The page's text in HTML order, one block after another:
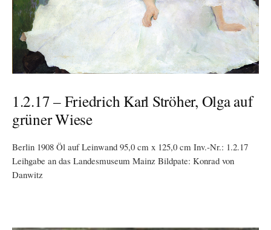
1.2.17 – Friedrich Karl Ströher, Olga auf
grüner Wiese
Berlin 1908 Öl auf Leinwand 95,0 cm x 125,0 cm Inv.-Nr.: 1.2.17
Leihgabe an das Landesmuseum Mainz Bildpate: Konrad von
Danwitz